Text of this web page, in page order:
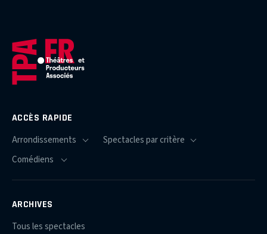
ACCÈS RAPIDE
ARCHIVES
Tous les spectacles